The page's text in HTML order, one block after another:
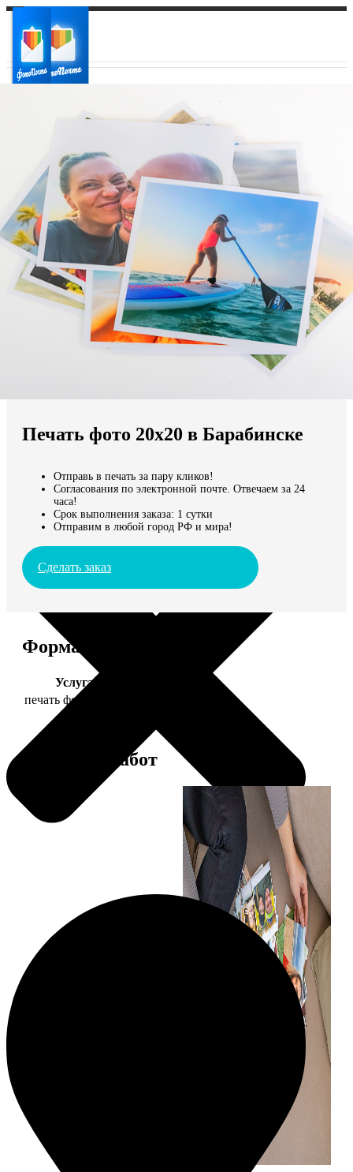
Ваш регион доставки
Выберите из списка:
Мы доставляем по всему миру
Продолжить без города
Печать фото 20х20 в Барабинске
Отправь в печать за пару кликов!
Согласования по электронной почте. Отвечаем за 24
часа!
Срок выполнения заказа: 1 сутки
Отправим в любой город РФ и мира!
Сделать заказ
Форматы и цены
Услуга
печать фото 20х20
Примеры работ